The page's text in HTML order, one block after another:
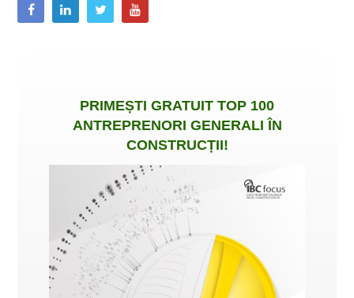
PRIMEȘTI GRATUIT TOP 100
ANTREPRENORI GENERALI ÎN
CONSTRUCȚII!